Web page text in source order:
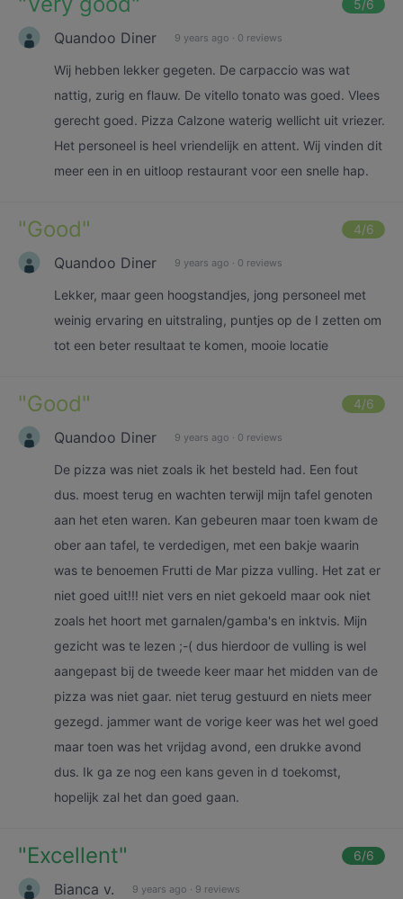
5/6
Quandoo Diner 9 years ago · 0 reviews
Wij hebben lekker gegeten. De carpaccio was wat
nattig, zurig en flauw. De vitello tonato was goed. Vlees
gerecht goed. Pizza Calzone waterig wellicht uit vriezer.
Het personeel is heel vriendelijk en attent. Wij vinden dit
meer een in en uitloop restaurant voor een snelle hap.
"Good" 4/6
Quandoo Diner 9 years ago · 0 reviews
Lekker, maar geen hoogstandjes, jong personeel met
weinig ervaring en uitstraling, puntjes op de I zetten om
tot een beter resultaat te komen, mooie locatie
"Good" 4/6
Quandoo Diner 9 years ago · 0 reviews
De pizza was niet zoals ik het besteld had. Een fout
dus. moest terug en wachten terwijl mijn tafel genoten
aan het eten waren. Kan gebeuren maar toen kwam de
ober aan tafel, te verdedigen, met een bakje waarin
was te benoemen Frutti de Mar pizza vulling. Het zat er
niet goed uit!!! niet vers en niet gekoeld maar ook niet
zoals het hoort met garnalen/gamba's en inktvis. Mijn
gezicht was te lezen ;-( dus hierdoor de vulling is wel
aangepast bij de tweede keer maar het midden van de
pizza was niet gaar. niet terug gestuurd en niets meer
gezegd. jammer want de vorige keer was het wel goed
maar toen was het vrijdag avond, een drukke avond
dus. Ik ga ze nog een kans geven in d toekomst,
hopelijk zal het dan goed gaan.
"Excellent" 6/6
Bianca v. 9 years ago · 9 reviews